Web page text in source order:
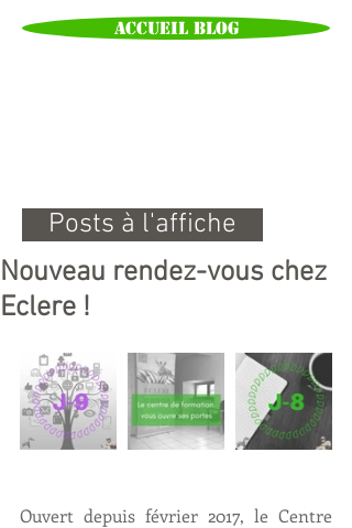
Accueil Blog
Posts à l'affiche
Nouveau rendez-vous chez
Eclere !
Ouvert depuis février 2017, le Centre